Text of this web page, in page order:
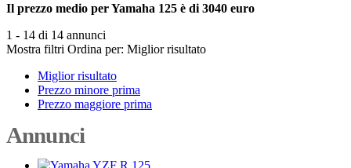
Il prezzo medio per Yamaha 125 è di 3040 euro
1 - 14 di 14 annunci
Mostra filtri Ordina per: Miglior risultato
Miglior risultato
Prezzo minore prima
Prezzo maggiore prima
Annunci